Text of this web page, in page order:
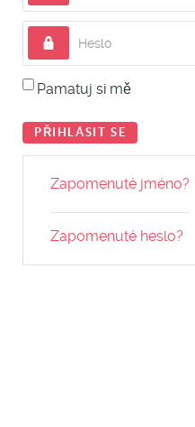
Heslo
Pamatuj si mě
PŘIHLÁSIT SE
Zapomenuté jméno?
Zapomenuté heslo?